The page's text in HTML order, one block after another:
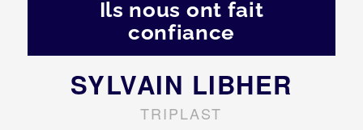
Ils nous ont fait
confiance
SYLVAIN LIBHER
TRIPLAST